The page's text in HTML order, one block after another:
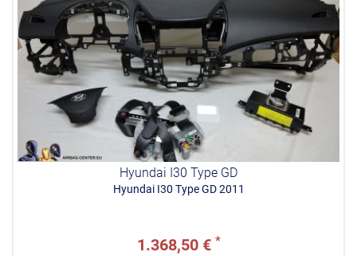
Hyundai I30 Type GD
Hyundai I30 Type GD 2011
1.368,50 € *